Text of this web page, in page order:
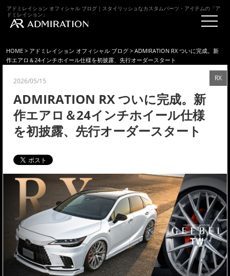
アドミレイション オフィシャル ブログ｜スタイリッシュなカスタムパーツ・アイテムの「ア
ドミレイション」
HOME > アドミレイション オフィシャル ブログ > ADMIRATION RX ついに完成。新
作エアロ＆24インチホイール仕様を初披露、先行オーダースタート
RX
2026/05/15
ADMIRATION RX ついに完成。新
作エアロ＆24インチホイール仕様
を初披露、先行オーダースタート